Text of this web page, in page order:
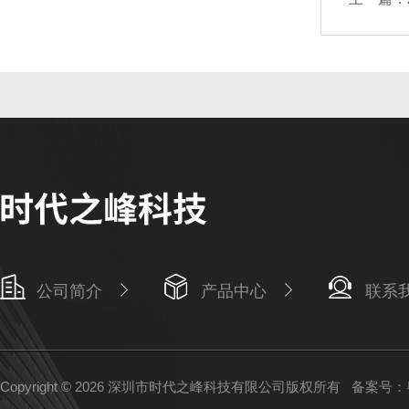
公司简介 产品中心 联系
Copyright © 2026 深圳市时代之峰科技有限公司版权所有 备案号